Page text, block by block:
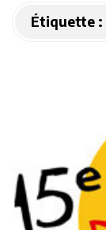
Étiquette :